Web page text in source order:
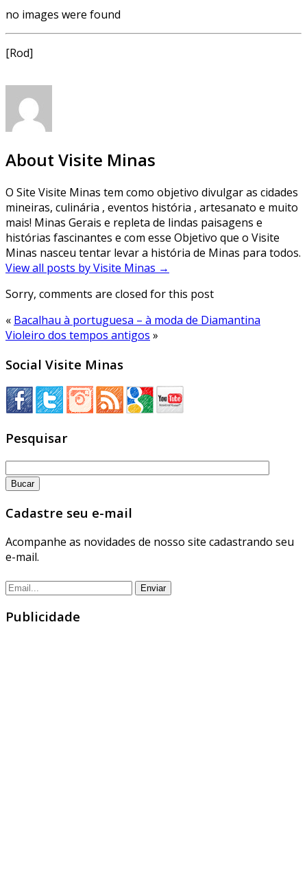
no images were found
[Rod]
About Visite Minas
O Site Visite Minas tem como objetivo divulgar as cidades
mineiras, culinária , eventos história , artesanato e muito
mais! Minas Gerais e repleta de lindas paisagens e
histórias fascinantes e com esse Objetivo que o Visite
Minas nasceu tentar levar a história de Minas para todos.
View all posts by Visite Minas →
Sorry, comments are closed for this post
« Bacalhau à portuguesa – à moda de Diamantina
Violeiro dos tempos antigos »
Social Visite Minas
Pesquisar
Cadastre seu e-mail
Acompanhe as novidades de nosso site cadastrando seu
e-mail.
Publicidade